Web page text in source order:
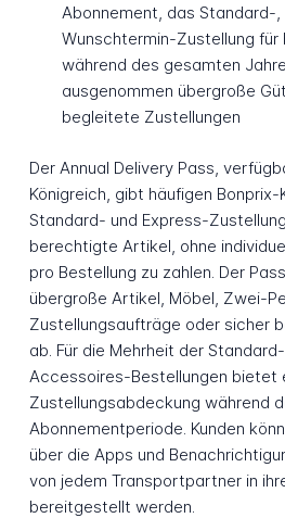
Abonnement, das Standard-
Wunschtermin-Zustellung
während des gesamten
ausgenommen übergroße
begleitete Zustellungen
Der Annual Delivery Pass,
Königreich, gibt häufigen Bonprix-
Standard- und Express-
berechtigte Artikel, ohne
pro Bestellung zu zahlen. Der
übergroße Artikel, Möbel, Zwei-
Zustellungsaufträge oder sicher
ab. Für die Mehrheit der
Accessoires-Bestellungen bietet
Zustellungsabdeckung während
Abonnementperiode. Kunden
über die Apps und
von jedem Transportpartner in
bereitgestellt werden.